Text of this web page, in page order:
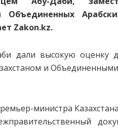
Объединенных
Zakon.kz.
дали высокую оценку
и
министра